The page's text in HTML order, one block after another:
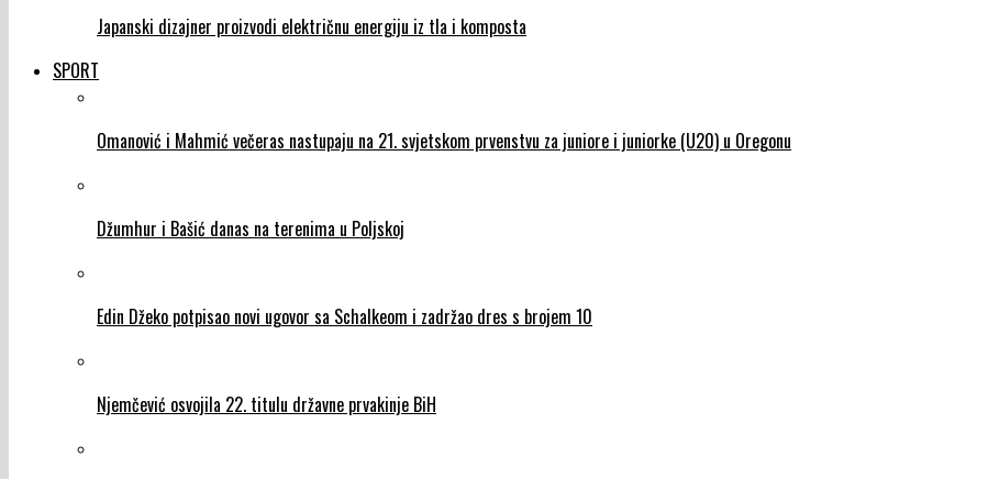
Japanski dizajner proizvodi električnu energiju iz tla i komposta
SPORT
Omanović i Mahmić večeras nastupaju na 21. svjetskom prvenstvu za juniore i juniorke (U20) u Oregonu
Džumhur i Bašić danas na terenima u Poljskoj
Edin Džeko potpisao novi ugovor sa Schalkeom i zadržao dres s brojem 10
Njemčević osvojila 22. titulu državne prvakinje BiH